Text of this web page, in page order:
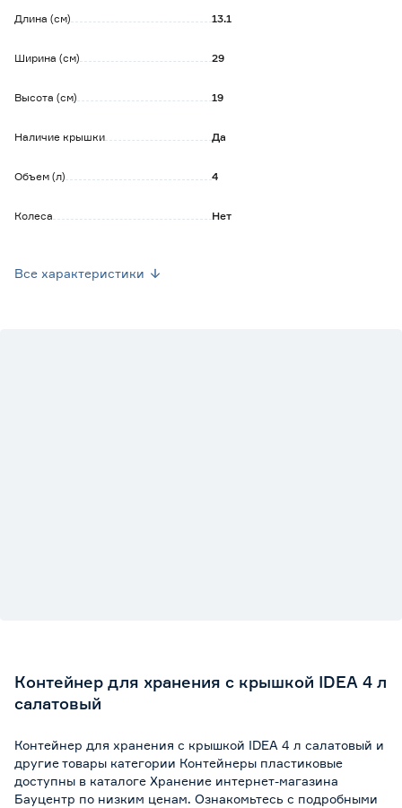
Длина (см) 13.1
Ширина (см) 29
Высота (см) 19
Наличие крышки Да
Объем (л) 4
Колеса Нет
Все характеристики
Контейнер для хранения с крышкой IDEA 4 л
салатовый
Контейнер для хранения с крышкой IDEA 4 л салатовый и
другие товары категории Контейнеры пластиковые
доступны в каталоге Хранение интернет-магазина
Бауцентр по низким ценам. Ознакомьтесь с подробными